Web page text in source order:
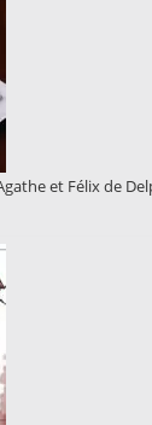
et Félix de